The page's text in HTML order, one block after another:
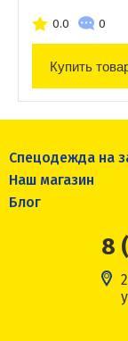
0.0 0
Купить
Спецодежда на
Наш магазин
Блог
8